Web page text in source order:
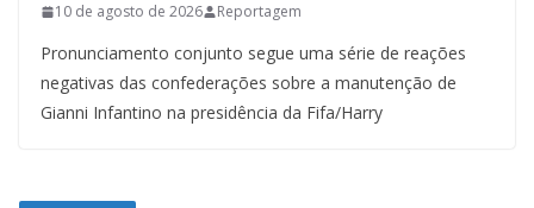
10 de agosto de 2026 Reportagem
Pronunciamento conjunto segue uma série de reações
negativas das confederações sobre a manutenção de
Gianni Infantino na presidência da Fifa/Harry